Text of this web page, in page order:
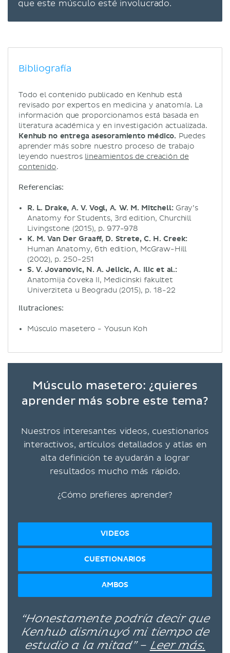
que este músculo esté involucrado.
Bibliografía
Todo el contenido publicado en Kenhub está
revisado por expertos en medicina y anatomía. La
información que proporcionamos está basada en
literatura académica y en investigación actualizada.
Kenhub no entrega asesoramiento médico. Puedes
aprender más sobre nuestro proceso de trabajo
leyendo nuestros lineamientos de creación de
contenido.
Referencias:
R. L. Drake, A. V. Vogl, A. W. M. Mitchell:Gray’s
Anatomy for Students, 3rd edition, Churchill
Livingstone (2015), p. 977-978
K. M. Van Der Graaff, D. Strete, C. H. Creek:
Human Anatomy, 6th edition, McGraw-Hill
(2002), p. 250-251
S. V. Jovanovic, N. A. Jelicic, A. Ilic et al.:
Anatomija čoveka II, Medicinski fakultet
Univerziteta u Beogradu (2015), p. 18-22
Ilutraciones:
Músculo masetero - Yousun Koh
Músculo masetero: ¿quieres
aprender más sobre este tema?
Nuestros interesantes videos, cuestionarios
interactivos, artículos detallados y atlas en
alta definición te ayudarán a lograr
resultados mucho más rápido.
¿Cómo prefieres aprender?
VIDEOS
CUESTIONARIOS
AMBOS
“Honestamente podría decir que
Kenhub disminuyó mi tiempo de
estudio a la mitad” – Leer más.